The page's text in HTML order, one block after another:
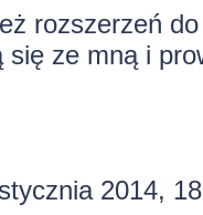
rozszerzeń
się ze mną i
2014,